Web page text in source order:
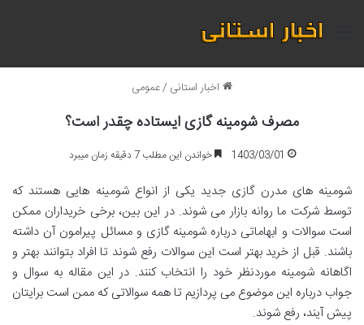
منو
اخبار استانی /عمومی
مصرف شومینه گازی ایستاده چقدر است؟
1403/03/01 خواندن این مطلب 7 دقیقه زمان میبرد
شومینه های مدرن گازی جدید یکی از انواع شومینه هایی هستند که
توسط شرکت ما روانه بازار می شوند. در این بین، برخی خریداران ممکن
است سوالات و ابهاماتی درباره شومینه گازی و مسائل پیرامون آن داشته
باشند. قبل از خرید بهتر است این سوالات رفع شوند تا افراد بتوانند بهتر و
اگاهانه شومینه موردنظر خود را انتخاب کنند. در این مقاله به سوال و
جواب درباره این موضوع می پردازیم تا همه سوالاتی که ممن است برایتان
پیش آیند، رفع شوند.